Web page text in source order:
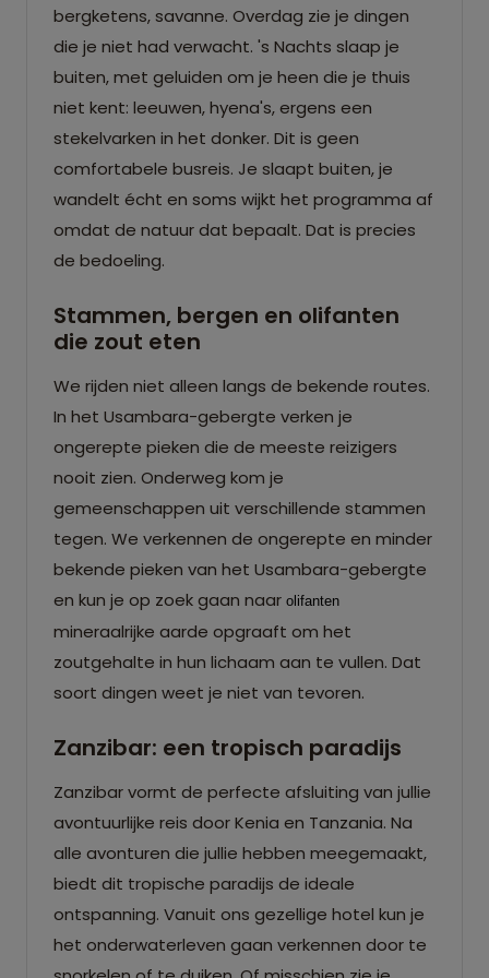
bergketens, savanne. Overdag zie je dingen
die je niet had verwacht. 's Nachts slaap je
buiten, met geluiden om je heen die je thuis
niet kent: leeuwen, hyena's, ergens een
stekelvarken in het donker. Dit is geen
comfortabele busreis. Je slaapt buiten, je
wandelt écht en soms wijkt het programma af
omdat de natuur dat bepaalt. Dat is precies
de bedoeling.
Stammen, bergen en olifanten
die zout eten
We rijden niet alleen langs de bekende routes.
In het Usambara-gebergte verken je
ongerepte pieken die de meeste reizigers
nooit zien. Onderweg kom je
gemeenschappen uit verschillende stammen
tegen. We verkennen de ongerepte en minder
bekende pieken van het Usambara-gebergte
en kun je op zoek gaan naar
mineraalrijke aarde opgraaft om het
zoutgehalte in hun lichaam aan te vullen. Dat
soort dingen weet je niet van tevoren.
Zanzibar: een tropisch paradijs
Zanzibar vormt de perfecte afsluiting van jullie
avontuurlijke reis door Kenia en Tanzania. Na
alle avonturen die jullie hebben meegemaakt,
biedt dit tropische paradijs de ideale
ontspanning. Vanuit ons gezellige hotel kun je
het onderwaterleven gaan verkennen door te